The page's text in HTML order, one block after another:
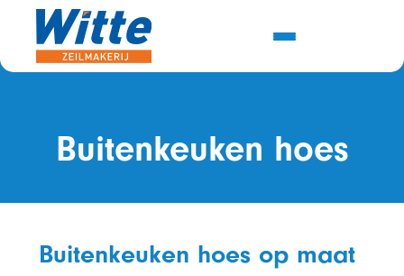
Buitenkeuken hoes
Buitenkeuken hoes op maat